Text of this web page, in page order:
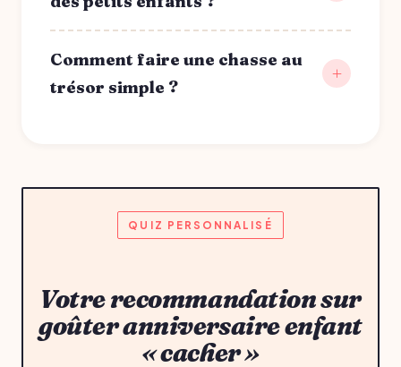
Comment faire une chasse au
trésor simple ?
QUIZ PERSONNALISÉ
Votre recommandation sur
goûter anniversaire enfant
« cacher »